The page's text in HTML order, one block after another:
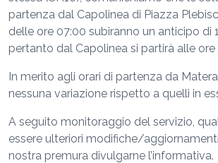
partenza dal Capolinea di Piazza
delle ore 07:00 subiranno un anticipo di
pertanto dal Capolinea si partirà alle ore
In merito agli orari di partenza da
nessuna variazione rispetto a quelli in
A seguito monitoraggio del servizio,
essere ulteriori modifiche/
nostra premura divulgarne l’informativa.